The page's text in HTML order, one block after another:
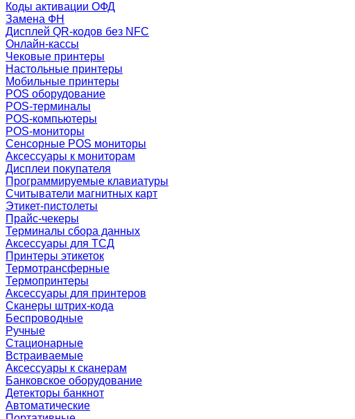
Коды активации ОФД
Замена ФН
Дисплей QR-кодов без NFC
Онлайн-кассы
Чековые принтеры
Настольные принтеры
Мобильные принтеры
POS оборудование
POS-терминалы
POS-компьютеры
POS-мониторы
Сенсорные POS мониторы
Аксессуары к мониторам
Дисплеи покупателя
Программируемые клавиатуры
Считыватели магнитных карт
Этикет-пистолеты
Прайс-чекеры
Терминалы сбора данных
Аксессуары для ТСД
Принтеры этикеток
Термотрансферные
Термопринтеры
Аксессуары для принтеров
Сканеры штрих-кода
Беспроводные
Ручные
Стационарные
Встраиваемые
Аксессуары к сканерам
Банковское оборудование
Детекторы банкнот
Автоматические